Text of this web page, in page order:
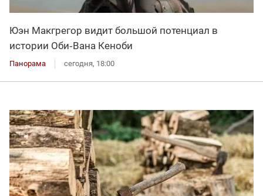
Юэн Макгрегор видит большой потенциал в
истории Оби‑Вана Кеноби
Панорама сегодня, 18:00